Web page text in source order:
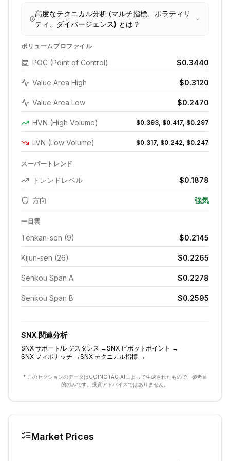
高度なテクニカル分析 (マルチ指標、ボラティリ
ティ、ダイバージェンス) とは？
ボリュームプロファイル
POC (Point of Control) $0.3440
Value Area High $0.3120
Value Area Low $0.2470
HVN (High Volume) $0.393, $0.417, $0.297
LVN (Low Volume) $0.317, $0.242, $0.247
スーパートレンド
トレンドレベル $0.1878
方向 強気
一目雲
Tenkan-sen (9) $0.2145
Kijun-sen (26) $0.2265
Senkou Span A $0.2278
Senkou Span B $0.2595
SNX 関連分析
SNX サポート/レジスタンス →SNX ピボットポイント →
SNX フィボナッチ →SNX テクニカル指標 →
* このセクションのデータはCOINOTAG AIによって生成されたもので、参考目
的のみです。投資アドバイスではありません。
Market Prices